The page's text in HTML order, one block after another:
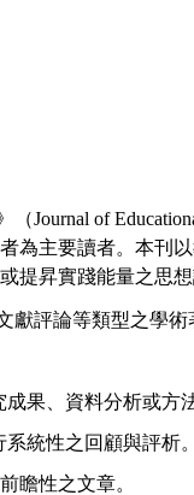
（Journal of
為主要讀者。本刊
提昇實踐能量之思想
評論等類型之學術
果、資料分析或方
統性之回顧與評析。
瞻性之文章。